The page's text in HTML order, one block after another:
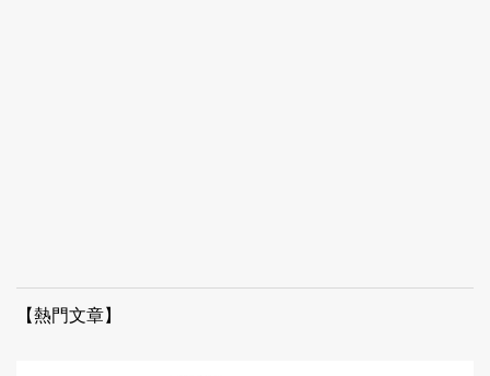
【熱門文章】